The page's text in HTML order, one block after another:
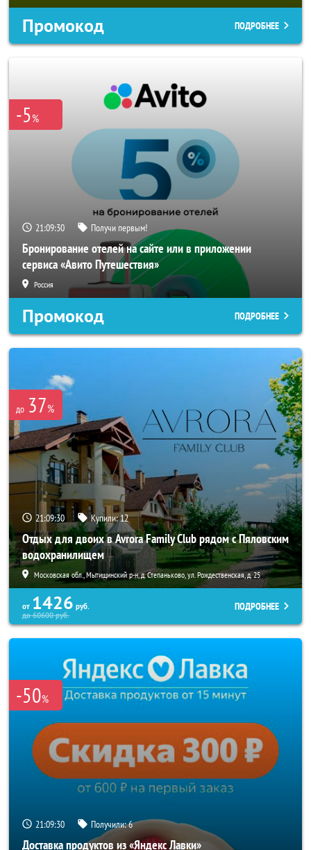
Промокод ПОДРОБНЕЕ
-5%
21:09:28 Получи первым!
Бронирование отелей на сайте или в приложении
сервиса «Авито Путешествия»
Россия
Промокод ПОДРОБНЕЕ
до 37%
21:09:28 Купили:12
Отдых для двоих в Avrora Family Club рядом с Пяловским
водохранилищем
Московская обл., Мытищинский р-н, д. Степаньково, ул. Рождественская, д. 25
от 1426 руб.
до60600руб.
ПОДРОБНЕЕ
-50%
21:09:28 Получили:6
Доставка продуктов из «Яндекс Лавки»